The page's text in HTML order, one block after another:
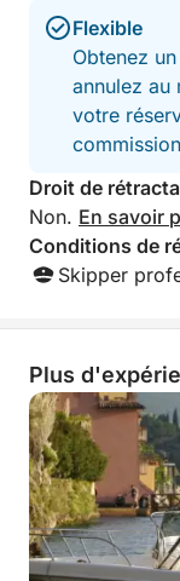
Flexible
Obtenez
annulez au
votre
Droit de
Non. En savoir
Conditions de
Skipper
Plus